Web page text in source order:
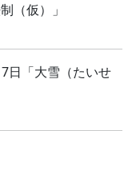
（仮）」
「大雪（たいせ